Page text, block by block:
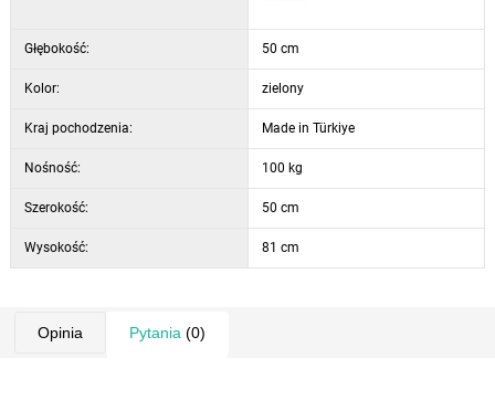
Głębokość: 50 cm
Kolor: zielony
Kraj pochodzenia: Made in Türkiye
Nośność: 100 kg
Szerokość: 50 cm
Wysokość: 81 cm
Opinia Pytania (0)